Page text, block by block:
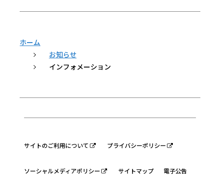
ホーム
お知らせ
インフォメーション
サイトのご利用について プライバシーポリシー
ソーシャルメディアポリシー サイトマップ 電子公告